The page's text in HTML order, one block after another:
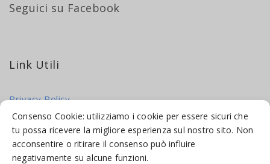
Consenso Cookie: utilizziamo i cookie per essere sicuri che
tu possa ricevere la migliore esperienza sul nostro sito. Non
acconsentire o ritirare il consenso può influire
negativamente su alcune funzioni.
Seguici su Facebook
Link Utili
Privacy Policy
Cookie Policy